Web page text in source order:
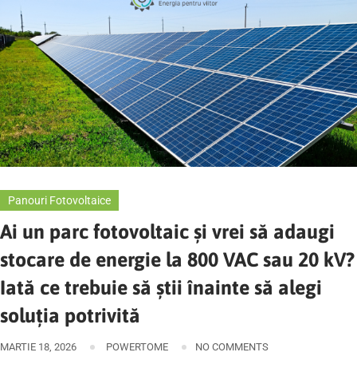
Panouri Fotovoltaice
Ai un parc fotovoltaic și vrei să adaugi
stocare de energie la 800 VAC sau 20 kV?
Iată ce trebuie să știi înainte să alegi
soluția potrivită
MARTIE 18, 2026 POWERTOME NO COMMENTS